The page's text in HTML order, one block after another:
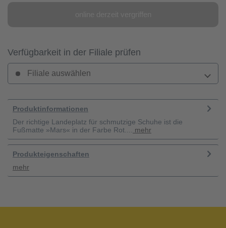
Verfügbarkeit in der Filiale prüfen
Filiale auswählen
Produktinformationen
Der richtige Landeplatz für schmutzige Schuhe ist die
Fußmatte »Mars« in der Farbe Rot....
mehr
Produkteigenschaften
mehr